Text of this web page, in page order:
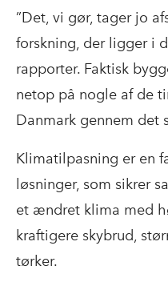
”Det, vi gør, tager jo
forskning, der ligger i
rapporter. Faktisk
netop på nogle af de
Danmark gennem det
Klimatilpasning er en
løsninger, som sikrer
et ændret klima med
kraftigere skybrud,
tørker.